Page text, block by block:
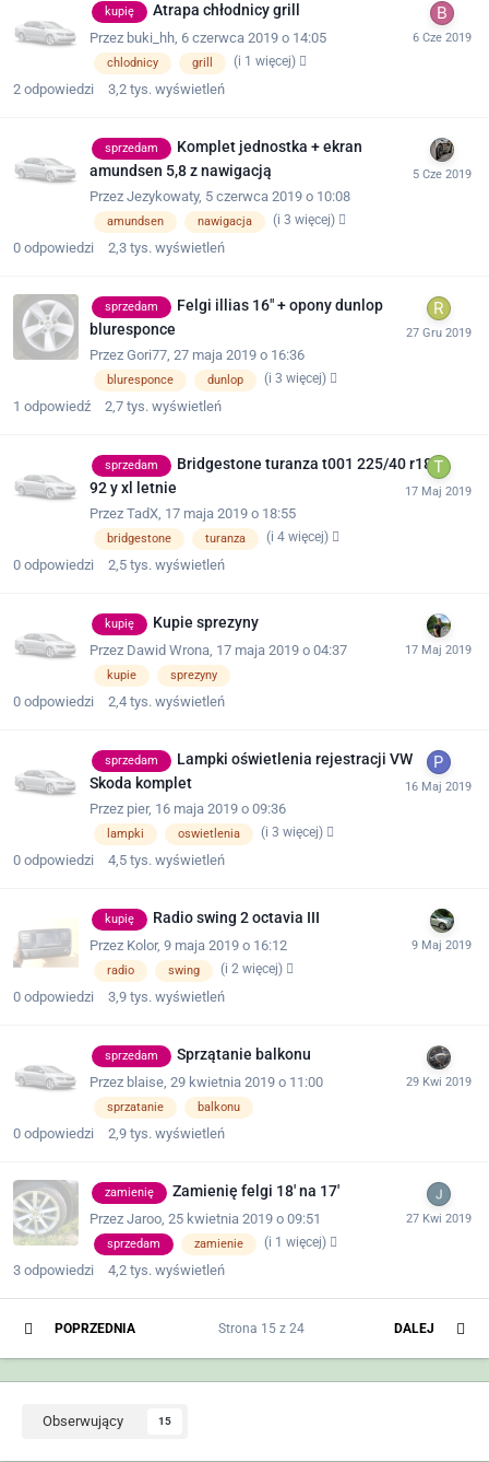
kupię Atrapa chłodnicy grill
Przez buki_hh 6 czerwca 2019 o 14:05
chlodnicy grill (i 1 więcej)
2 odpowiedzi 3,2 tys. wyświetleń
sprzedam
Komplet jednostka + ekran
amundsen 5,8 z nawigacją
Przez Jezykowaty, 5 czerwca 2019 o 10:08
amundsen nawigacja (i 3 więcej)
0 odpowiedzi 2,3 tys. wyświetleń
sprzedam
Felgi illias 16" + opony dunlop
bluresponce
Przez Gori77 27 maja 2019 o 16:36
bluresponce dunlop (i 3 więcej)
1 odpowiedź 2,7 tys. wyświetleń
sprzedam
Bridgestone turanza t001 225/40 r18
92 y xl letnie
Przez TadX 17 maja 2019 o 18:55
bridgestone turanza (i 4 więcej)
0 odpowiedzi 2,5 tys. wyświetleń
kupię Kupie sprezyny
Przez Dawid Wrona 17 maja 2019 o 04:37
kupie sprezyny
0 odpowiedzi 2,4 tys. wyświetleń
sprzedam
Lampki oświetlenia rejestracji VW
Skoda komplet
Przez pier, 16 maja 2019 o 09:36
lampki oswietlenia (i 3 więcej)
0 odpowiedzi 4,5 tys. wyświetleń
kupię Radio swing 2 octavia III
Przez Kolor, 9 maja 2019 o 16:12
radio swing (i 2 więcej)
0 odpowiedzi 3,9 tys. wyświetleń
sprzedam Sprzątanie balkonu
Przez blaise 29 kwietnia 2019 o 11:00
sprzatanie balkonu
0 odpowiedzi 2,9 tys. wyświetleń
zamienię Zamienię felgi 18' na 17'
Przez Jaroo 25 kwietnia 2019 o 09:51
sprzedam zamienie (i 1 więcej)
3 odpowiedzi 4,2 tys. wyświetleń
POPRZEDNIA DALEJ
Strona 15 z 24
Obserwujący 15